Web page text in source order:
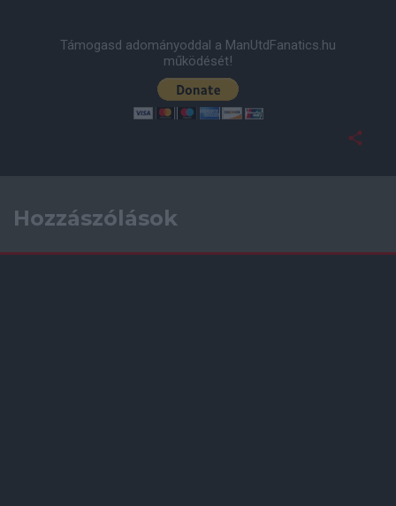
Támogasd adományoddal a ManUtdFanatics.hu
működését!
Hozzászólások